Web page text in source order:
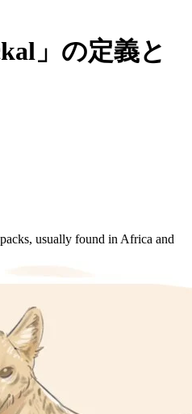
」の定義と
usually found in Africa and